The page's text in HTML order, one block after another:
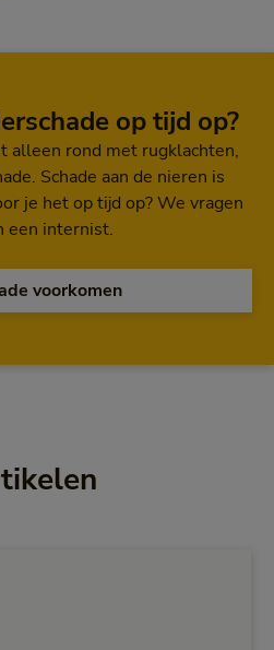
op tijd op?
alleen rond met rugklachten,
Schade aan de nieren is
je het op tijd op? We vragen
een internist.
voorkomen